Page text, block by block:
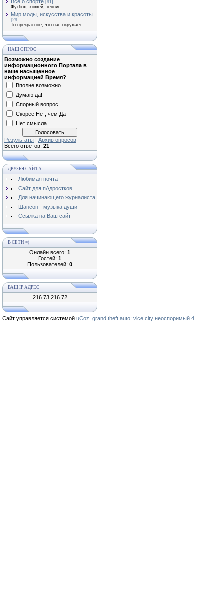
Всё о спорте [91]
Футбол, хоккей, теннис...
Мир моды, искусства и красоты
[29]
То прекрасное, что нас окружает
НАШ ОПРОС
Возможно создание
информационного Портала в
наше насыщенное
информацией Время?
Вполне возможно
Думаю да!
Спорный вопрос
Скорее Нет, чем Да
Нет смысла
Результаты | Архив опросов
Всего ответов: 21
ДРУЗЬЯ САЙТА
Любимая почта
Сайт для пАдростков
Для начинающего журналиста
Шансон - музыка души
Ссылка на Ваш сайт
В СЕТИ =)
Онлайн всего: 1
Гостей: 1
Пользователей: 0
ВАШ IP АДРЕС
216.73.216.72
Сайт управляется системой uCoz grand theft auto: vice city неоспоримый 4